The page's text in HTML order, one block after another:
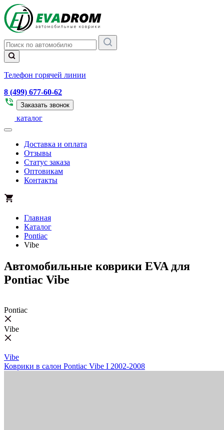
Телефон горячей линии
8 (499) 677-60-62
Заказать звонок
каталог
Доставка и оплата
Отзывы
Статус заказа
Оптовикам
Контакты
Главная
Каталог
Pontiac
Vibe
Автомобильные коврики EVA для
Pontiac Vibe
Pontiac
Vibe
Vibe
Коврики в салон Pontiac Vibe I 2002-2008